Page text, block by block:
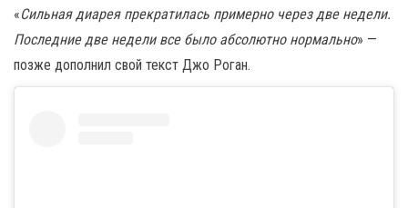
«Сильная диарея прекратилась примерно через две недели.
Последние две недели все было абсолютно нормально» —
позже дополнил свой текст Джо Роган.